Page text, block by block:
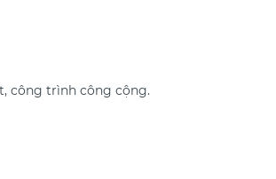
công trình công cộng.